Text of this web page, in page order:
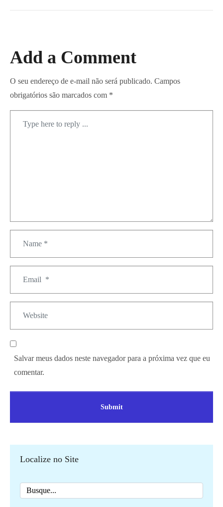
Add a Comment
O seu endereço de e-mail não será publicado. Campos
obrigatórios são marcados com *
Salvar meus dados neste navegador para a próxima vez que eu
comentar.
Submit
Localize no Site